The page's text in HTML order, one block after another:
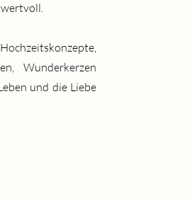
wertvoll.
Wunderkerzen
und die Liebe